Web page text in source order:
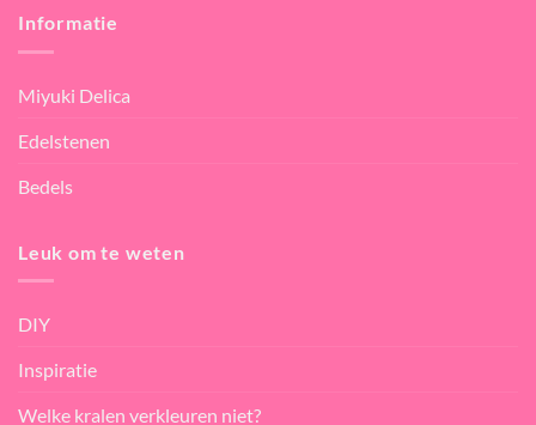
Informatie
Miyuki Delica
Edelstenen
Bedels
Leuk om te weten
DIY
Inspiratie
Welke kralen verkleuren niet?